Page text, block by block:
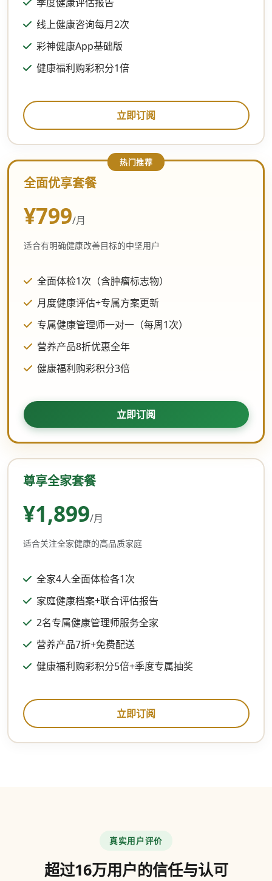
线上健康咨询每月2次
彩神健康App基础版
健康福利购彩积分1倍
立即订阅
全面优享套餐
¥799/月
适合有明确健康改善目标的中坚用户
全面体检1次（含肿瘤标志物）
月度健康评估+专属方案更新
专属健康管理师一对一（每周1次）
营养产品8折优惠全年
健康福利购彩积分3倍
立即订阅
尊享全家套餐
¥1,899/月
适合关注全家健康的高品质家庭
全家4人全面体检各1次
家庭健康档案+联合评估报告
2名专属健康管理师服务全家
营养产品7折+免费配送
健康福利购彩积分5倍+季度专属抽奖
立即订阅
真实用户评价
超过16万用户的信任与认可